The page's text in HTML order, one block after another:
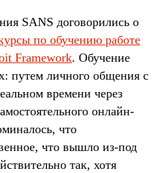
SANS договорились о
по обучению работе
Framework. Обучение
путем личного общения с
времени через
онлайн-
что
что вышло из-под
так, хотя